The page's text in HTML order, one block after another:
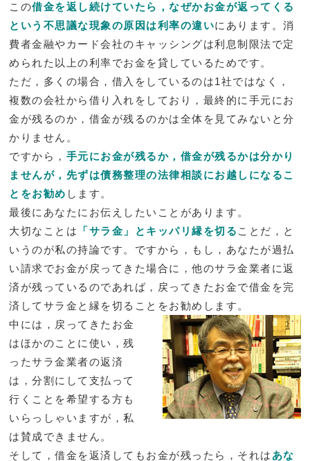
この借金を返し続けていたら，なぜかお金が返ってくる
という不思議な現象の原因は利率の違いにあります。消
費者金融やカード会社のキャッシングは利息制限法で定
められた以上の利率でお金を貸しているためです。
ただ，多くの場合，借入をしているのは1社ではなく，
複数の会社から借り入れをしており，最終的に手元にお
金が残るのか，借金が残るのかは全体を見てみないと分
かりません。
ですから， 手元にお金が残るか，借金が残るかは分かり
ませんが，先ずは債務整理の法律相談にお越しになるこ
とをお勧め します。
最後にあなたにお伝えしたいことがあります。
大切なことは
「サラ金」とキッパリ縁を切る ことだ，と
いうのが私の持論です。ですから，もし，あなたが過払
い請求でお金が戻ってきた場合に，他のサラ金業者に返
済が残っているのであれば，戻ってきたお金で借金を完
済してサラ金と縁を切ることをお勧めします。
中には，戻ってきたお金
はほかのことに使い，残
ったサラ金業者の返済
は，分割にして支払って
行くことを希望する方も
いらっしゃいますが，私
は賛成できません。
そして，借金を返済してもお金が残ったら，それは あな